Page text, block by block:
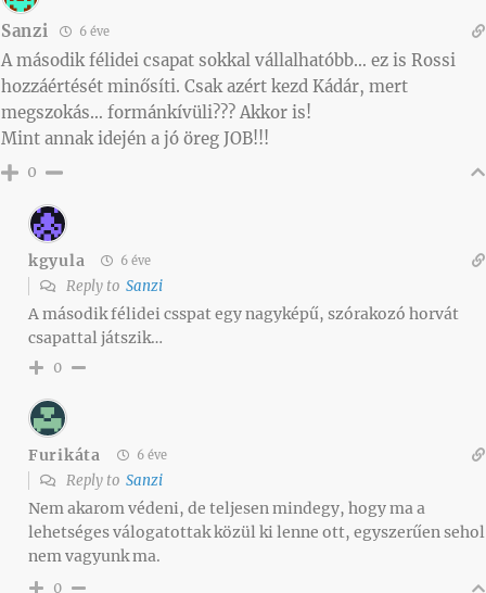
Sanzi 6 éve
A második félidei csapat sokkal vállalhatóbb… ez is Rossi
hozzáértését minősíti. Csak azért kezd Kádár, mert
megszokás… formánkívüli??? Akkor is!
Mint annak idején a jó öreg JOB!!!
0
kgyula 6 éve
Reply to Sanzi
A második félidei csspat egy nagyképű, szórakozó horvát
csapattal játszik…
0
Furikáta 6 éve
Reply to Sanzi
Nem akarom védeni, de teljesen mindegy, hogy ma a
lehetséges válogatottak közül ki lenne ott, egyszerűen sehol
nem vagyunk ma.
0